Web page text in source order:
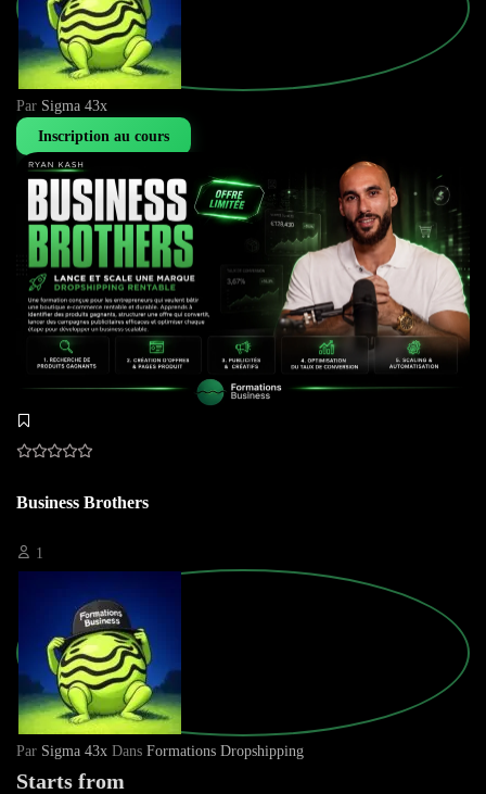
Par Sigma 43x
Inscription au cours
Business Brothers
1
Par Sigma 43x Dans Formations Dropshipping
Starts from